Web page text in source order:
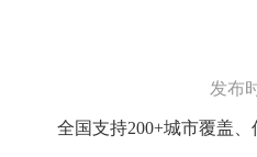
发布
全国支持200+城市覆盖